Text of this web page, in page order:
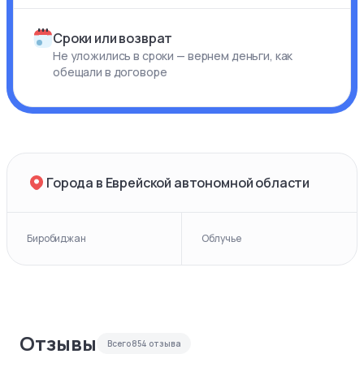
Сроки или возврат
Не уложились в сроки — вернем деньги, как
обещали в договоре
Города в Еврейской автономной области
Биробиджан Облучье
Отзывы Всего854 отзыва